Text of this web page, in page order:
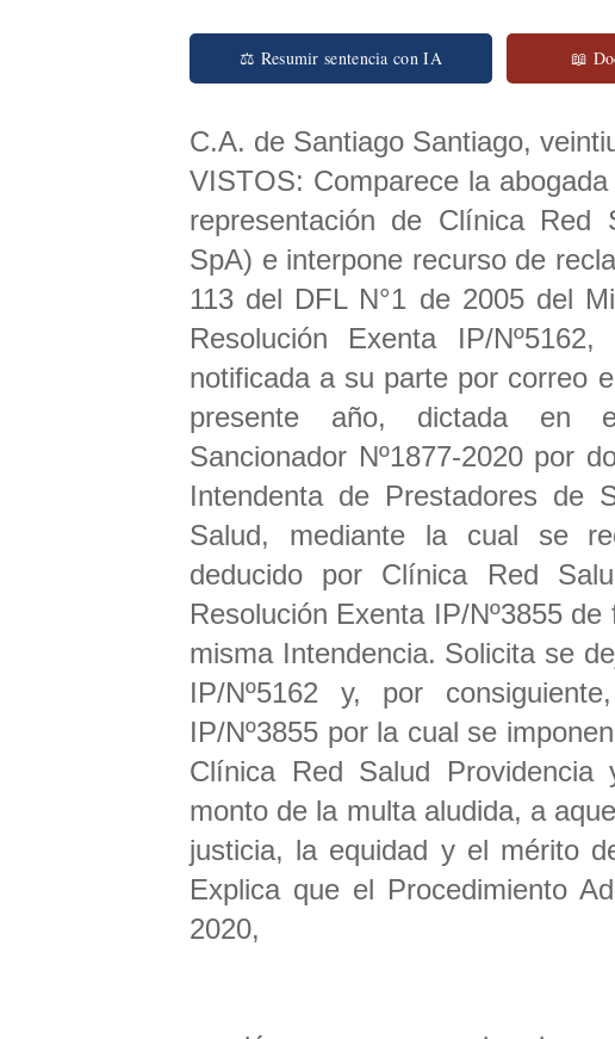
⚖ Resumir sentencia con IA 📖
C.A. de Santiago Santiago,
VISTOS: Comparece la
representación de Clínica Red
SpA) e interpone recurso de
113 del DFL N°1 de 2005 del
Resolución Exenta IP/
notificada a su parte por correo
presente año, dictada en el
Sancionador Nº1877-2020 por
Intendenta de Prestadores de
Salud, mediante la cual se
deducido por Clínica Red
Resolución Exenta IP/Nº3855
misma Intendencia. Solicita se
IP/Nº5162 y, por
IP/Nº3855 por la cual se
Clínica Red Salud
monto de la multa aludida, a
justicia, la equidad y el mérito
Explica que el Procedimiento
2020,